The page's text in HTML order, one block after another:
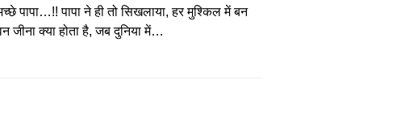
पापा…!! पापा ने ही तो सिखलाया, हर मुश्किल में बन
जीना क्या होता है, जब दुनिया में…